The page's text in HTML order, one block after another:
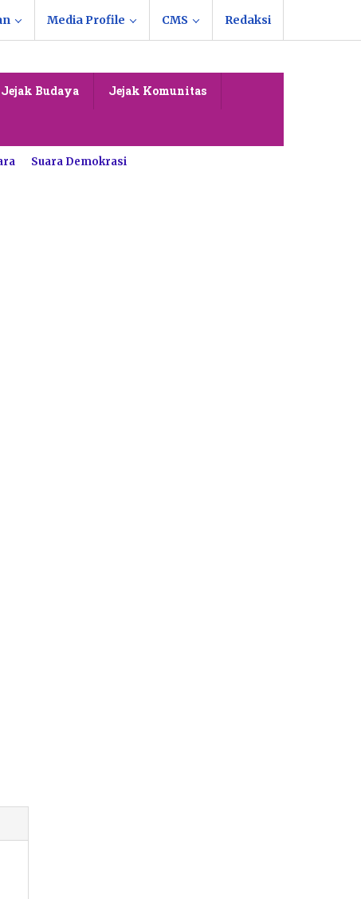
Media Profile CMS Redaksi
Jejak Budaya Jejak Komunitas
Suara Demokrasi